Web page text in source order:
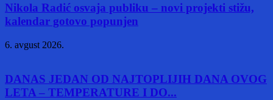
Nikola Radić osvaja publiku – novi projekti stižu,
kalendar gotovo popunjen
6. avgust 2026.
DANAS JEDAN OD NAJTOPLIJIH DANA OVOG
LETA – TEMPERATURE I DO...